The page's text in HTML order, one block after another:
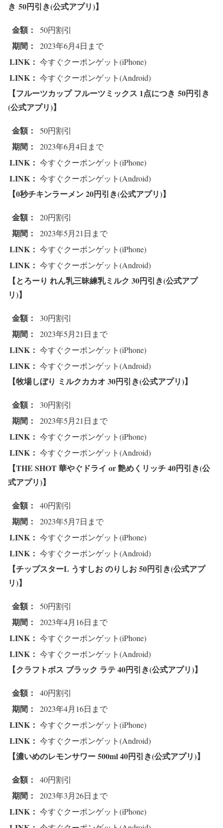
き 50円引き(公式アプリ)】
金額： 50円割引
期間： 2023年6月4日まで
LINK： 今すぐクーポンゲット(iPhone)
LINK： 今すぐクーポンゲット(Android)
【フルーツカップ フルーツミックス 1点につき 50円引き
(公式アプリ)】
金額： 50円割引
期間： 2023年6月4日まで
LINK： 今すぐクーポンゲット(iPhone)
LINK： 今すぐクーポンゲット(Android)
【0秒チキンラーメン20円引き(公式アプリ)】
金額： 20円割引
期間： 2023年5月21日まで
LINK： 今すぐクーポンゲット(iPhone)
LINK： 今すぐクーポンゲット(Android)
【とろーり れん乳三昧練乳ミルク 30円引き(公式アプ
リ)】
金額： 30円割引
期間： 2023年5月21日まで
LINK： 今すぐクーポンゲット(iPhone)
LINK： 今すぐクーポンゲット(Android)
【牧場しぼり ミルクカカオ 30円引き(公式アプリ)】
金額： 30円割引
期間： 2023年5月21日まで
LINK： 今すぐクーポンゲット(iPhone)
LINK： 今すぐクーポンゲット(Android)
【THE SHOT 華やぐドライ or 艶めくリッチ40円引き(公
式アプリ)】
金額： 40円割引
期間： 2023年5月7日まで
LINK： 今すぐクーポンゲット(iPhone)
LINK： 今すぐクーポンゲット(Android)
【チップスターL うすしお のりしお50円引き(公式アプ
リ)】
金額： 50円割引
期間： 2023年4月16日まで
LINK： 今すぐクーポンゲット(iPhone)
LINK： 今すぐクーポンゲット(Android)
【クラフトボス ブラック ラテ40円引き(公式アプリ)】
金額： 40円割引
期間： 2023年4月16日まで
LINK： 今すぐクーポンゲット(iPhone)
LINK： 今すぐクーポンゲット(Android)
【濃いめのレモンサワー 500ml40円引き(公式アプリ)】
金額： 40円割引
期間： 2023年3月26日まで
LINK： 今すぐクーポンゲット(iPhone)